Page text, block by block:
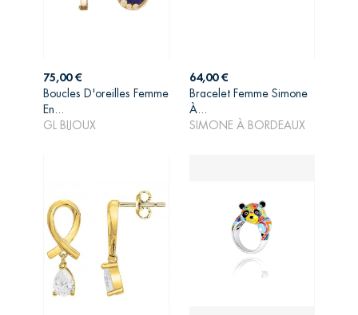
Prix
75,00 €
Boucles D'oreilles Femme
En...
GL BIJOUX
AJOUTER AU
Prix
64,00 €
Bracelet Femme Simone
À...
SIMONE À BORDEAUX
AJOUTER AU